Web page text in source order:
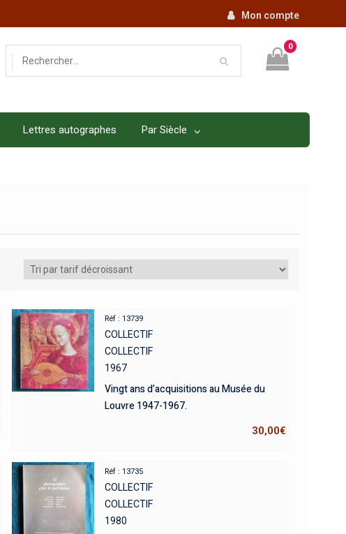
Mon compte
0
Lettres autographes Par Siècle
Réf : 13739
COLLECTIF
COLLECTIF
1967
Vingt ans d’acquisitions au Musée du
Louvre 1947-1967.
30,00€
Réf : 13735
COLLECTIF
COLLECTIF
1980